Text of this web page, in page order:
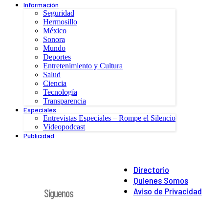
Información
Seguridad
Hermosillo
México
Sonora
Mundo
Deportes
Entretenimiento y Cultura
Salud
Ciencia
Tecnología
Transparencia
Especiales
Entrevistas Especiales – Rompe el Silencio
Videopodcast
Publicidad
Directorio
Quienes Somos
Aviso de Privacidad
Síguenos